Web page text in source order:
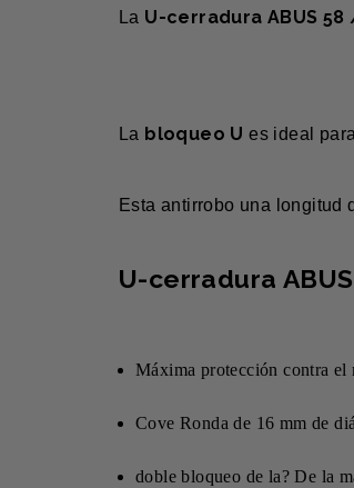
La U-cerradura ABUS 58
La bloqueo Ues ideal
Esta antirrobo una longitud
U-cerradura
Máxima protección contra el
Cove Ronda de 16 mm de
doble bloqueo de la? De la